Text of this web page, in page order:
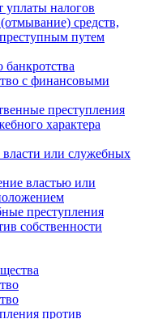
уплаты налогов
средств,
путем
банкротства
с финансовыми
преступления
характера
или служебных
властью или
преступления
собственности
против